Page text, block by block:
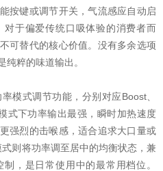
按键或调节开关，气流感应自动启
于偏爱传统口吸体验的消费者而
可替代的核心价值。没有多余选项
粹的味道输出。
模式调节功能，分别对应Boost、
式下功率输出最强，瞬时加热速度
强烈的击喉感，适合追求大口量或
则将功率调至居中的均衡状态，兼
，是日常使用中的最常用档位。